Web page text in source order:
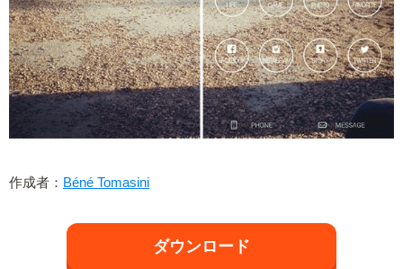
作成者： Béné Tomasini
ダウンロード